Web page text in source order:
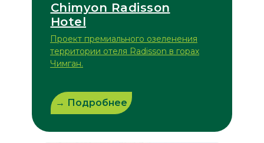
→ Подробнее
Chimyon Radisson
Hotel
Проект премиального озеленения
территории отеля Radisson в горах
Чимган.